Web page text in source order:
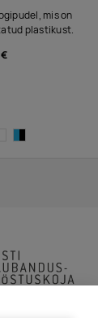
mis on
plastikust.